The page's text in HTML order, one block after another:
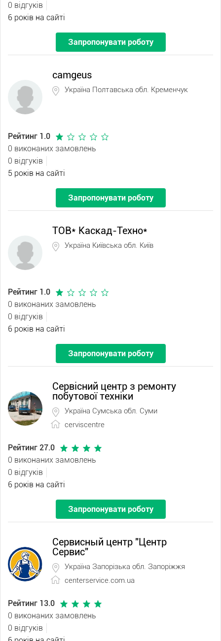
0 відгуків
6 років на сайті
Запропонувати роботу
camgeus
Україна Полтавська обл. Кременчук
Рейтинг 1.0
0 виконаних замовлень
0 відгуків
5 років на сайті
Запропонувати роботу
ТОВ* Каскад-Техно*
Україна Київська обл. Київ
Рейтинг 1.0
0 виконаних замовлень
0 відгуків
6 років на сайті
Запропонувати роботу
Сервісний центр з ремонту
побутової техніки
Україна Сумська обл. Суми
cerviscentre
Рейтинг 27.0
0 виконаних замовлень
0 відгуків
6 років на сайті
Запропонувати роботу
Сервисный центр "Центр
Сервис"
Україна Запорізька обл. Запоріжжя
centerservice.com.ua
Рейтинг 13.0
0 виконаних замовлень
0 відгуків